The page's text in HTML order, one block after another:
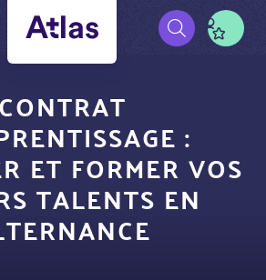
CONTRAT
:
ET FORMER VOS
TALENTS EN